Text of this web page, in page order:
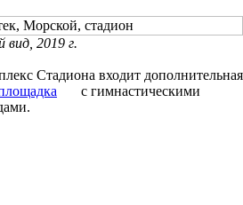
2019 г.
Стадиона входит дополнительная
с гимнастическими